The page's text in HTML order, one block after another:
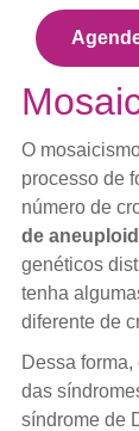
O
processo de
número de
de
genéticos
tenha
diferente de
Dessa
das
síndrome de